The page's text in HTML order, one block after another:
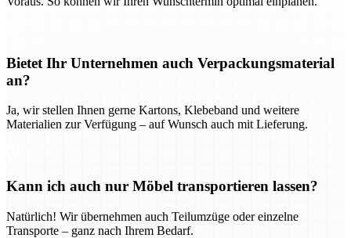
Bietet Ihr Unternehmen auch Verpackungsmaterial
an?
Ja, wir stellen Ihnen gerne Kartons, Klebeband und weitere
Materialien zur Verfügung – auf Wunsch auch mit Lieferung.
Kann ich auch nur Möbel transportieren lassen?
Natürlich! Wir übernehmen auch Teilumzüge oder einzelne
Transporte – ganz nach Ihrem Bedarf.